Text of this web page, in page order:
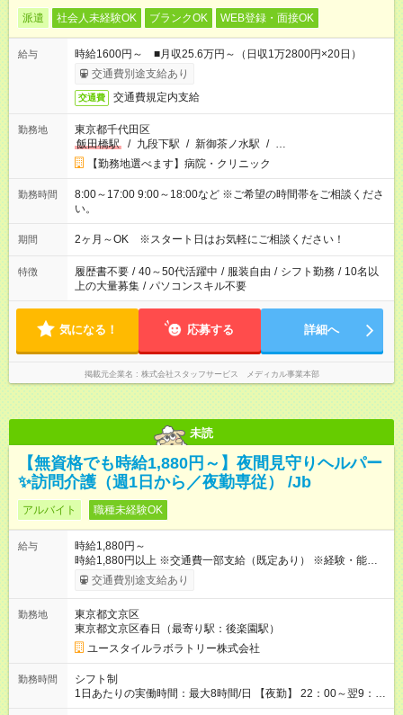
派遣 社会人未経験OK ブランクOK WEB登録・面接OK
給与
時給1600円～ ■月収25.6万円～（日収1万2800円×20日）
交通費別途支給あり
交通費 交通費規定内支給
勤務地
東京都千代田区
飯田橋駅
/ 九段下駅 / 新御茶ノ水駅 / …
【勤務地選べます】病院・クリニック
勤務時間
8:00～17:00 9:00～18:00など ※ご希望の時間帯をご相談くださ
い。
期間 2ヶ月～OK ※スタート日はお気軽にご相談ください！
特徴 履歴書不要 / 40～50代活躍中 / 服装自由 / シフト勤務 / 10名以
上の大量募集 / パソコンスキル不要
気になる！ 応募する 詳細へ
掲載元企業名 株式会社スタッフサービス メディカル事業本部
未読
【無資格でも時給1,880円～】夜間見守りヘルパー
✨訪問介護（週1日から／夜勤専従） /Jb
アルバイト 職種未経験OK
給与
時給1,880円～
時給1,880円以上 ※交通費一部支給（既定あり） ※経験・能力を
考慮して決定します 【収入例】 週1回勤務の場合：1,880円×8時
間×4回=6万0,160円 週3回勤務の場合：1,880円×8時間×12回
月 ※ 雇用形態と給与に、本採用時と異なる部分があります。 雇
用形態：本採用時と同じです。 給与：時給 1,660円以上
交通費別途支給あり
勤務地
東京都文京区
東京都文京区春日（最寄り駅：後楽園駅）
ユースタイルラボラトリー株式会社
勤務時間
シフト制
1日あたりの実働時間：最大8時間/日 【夜勤】 22：00～翌9：
00 ※週1日～OK ／ 夜勤専従 ＊＊ 勤務時間例 ＊＊ ■22時か